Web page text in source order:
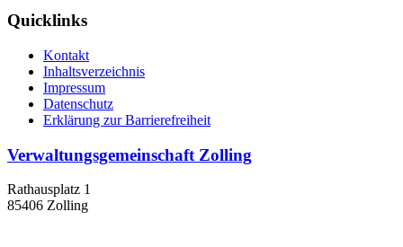
Quicklinks
Kontakt
Inhaltsverzeichnis
Impressum
Datenschutz
Erklärung zur Barrierefreiheit
Verwaltungsgemeinschaft Zolling
Rathausplatz 1
85406 Zolling